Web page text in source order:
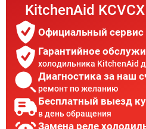
KitchenAid
Официальный сервис
Гарантийное
холодильника KitchenAid
Диагностика за наш
ремонт по желанию
Бесплатный выезд
в день обращения
Замена реле